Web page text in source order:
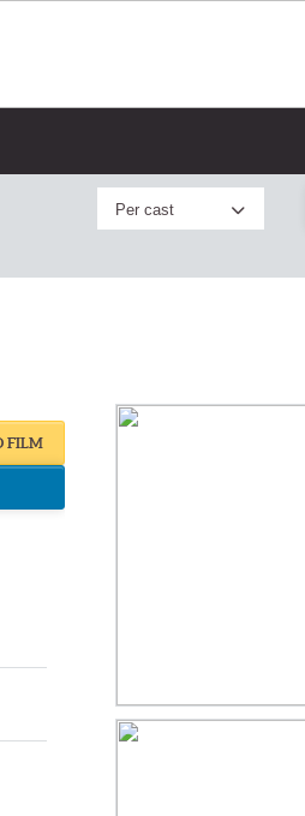
Per cast
FILM